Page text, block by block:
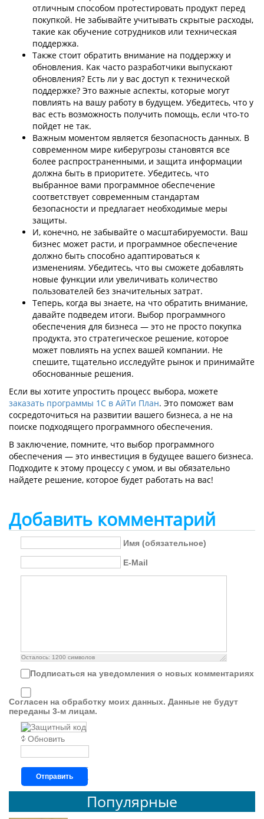
отличным способом протестировать продукт перед
покупкой. Не забывайте учитывать скрытые расходы,
такие как обучение сотрудников или техническая
поддержка.
Также стоит обратить внимание на поддержку и
обновления. Как часто разработчики выпускают
обновления? Есть ли у вас доступ к технической
поддержке? Это важные аспекты, которые могут
повлиять на вашу работу в будущем. Убедитесь, что у
вас есть возможность получить помощь, если что-то
пойдет не так.
Важным моментом является безопасность данных. В
современном мире киберугрозы становятся все
более распространенными, и защита информации
должна быть в приоритете. Убедитесь, что
выбранное вами программное обеспечение
соответствует современным стандартам
безопасности и предлагает необходимые меры
защиты.
И, конечно, не забывайте о масштабируемости. Ваш
бизнес может расти, и программное обеспечение
должно быть способно адаптироваться к
изменениям. Убедитесь, что вы сможете добавлять
новые функции или увеличивать количество
пользователей без значительных затрат.
Теперь, когда вы знаете, на что обратить внимание,
давайте подведем итоги. Выбор программного
обеспечения для бизнеса — это не просто покупка
продукта, это стратегическое решение, которое
может повлиять на успех вашей компании. Не
спешите, тщательно исследуйте рынок и принимайте
обоснованные решения.
Если вы хотите упростить процесс выбора, можете
заказать программы 1С в АйТи План. Это поможет вам
сосредоточиться на развитии вашего бизнеса, а не на
поиске подходящего программного обеспечения.
В заключение, помните, что выбор программного
обеспечения — это инвестиция в будущее вашего бизнеса.
Подходите к этому процессу с умом, и вы обязательно
найдете решение, которое будет работать на вас!
Добавить комментарий
Имя (обязательное)
E-Mail
Осталось: 1200 символов
Подписаться на уведомления о новых комментариях
Согласен на обработку моих данных. Данные не будут
переданы 3-м лицам.
Обновить
Отправить
Популярные